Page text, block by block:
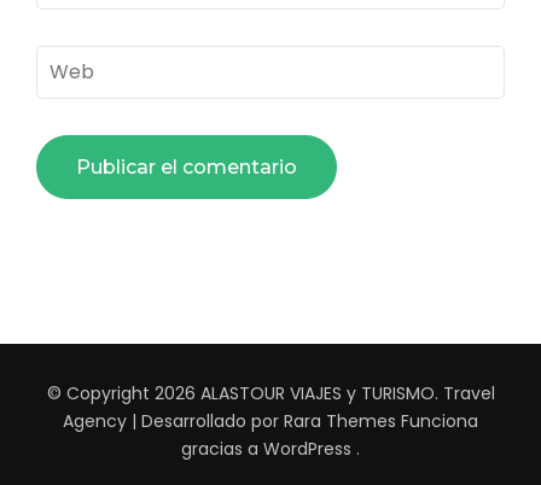
electrónico*
Web
© Copyright 2026 ALASTOUR VIAJES y TURISMO. Travel
Agency | Desarrollado por Rara Themes Funciona
gracias a WordPress .